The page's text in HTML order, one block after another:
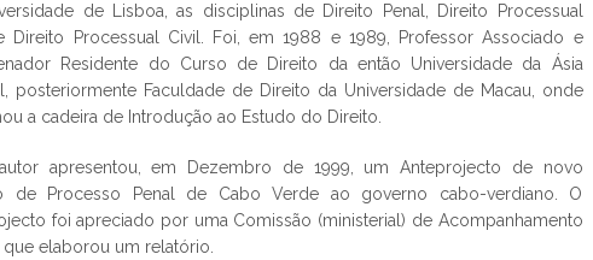
de Lisboa, as disciplinas de Direito Penal, Direito Processual
Direito Processual Civil. Foi, em 1988 e 1989, Professor Associado e
Residente do Curso de Direito da então Universidade da Ásia
posteriormente Faculdade de Direito da Universidade de Macau, onde
a cadeira de Introdução ao Estudo do Direito.
apresentou, em Dezembro de 1999, um Anteprojecto de novo
de Processo Penal de Cabo Verde ao governo cabo-verdiano. O
foi apreciado por uma Comissão (ministerial) de Acompanhamento
elaborou um relatório.